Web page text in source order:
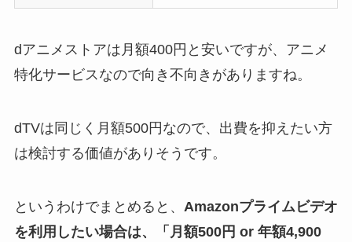
dアニメストアは月額400円と安いですが、アニメ
特化サービスなので向き不向きがありますね。
dTVは同じく月額500円なので、出費を抑えたい方
は検討する価値がありそうです。
というわけでまとめると、 Amazonプライムビデオ
を利用したい場合は、「月額500円 or 年額4,900